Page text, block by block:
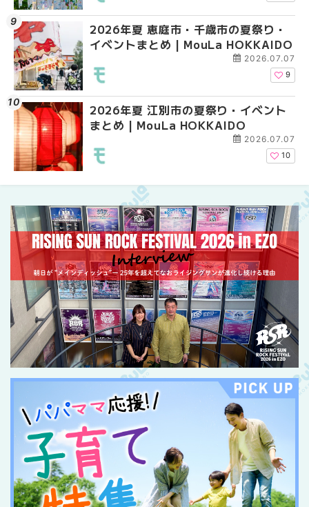
2026年夏 恵庭市・千歳市の夏祭り・
イベントまとめ | MouLa HOKKAIDO
2026.07.07
9
2026年夏 江別市の夏祭り・イベント
まとめ | MouLa HOKKAIDO
2026.07.07
10
2026年夏 札幌市中央
ベントまとめ |
札幌の麻辣湯（マーラ
め専門店9選！本場の
新店まで徹底比較 |
2026年夏 札幌市南区
ントまとめ | MouLa
札幌の麻辣湯（マーラ
め専門店6選！本場の
新店まで徹底比較 |